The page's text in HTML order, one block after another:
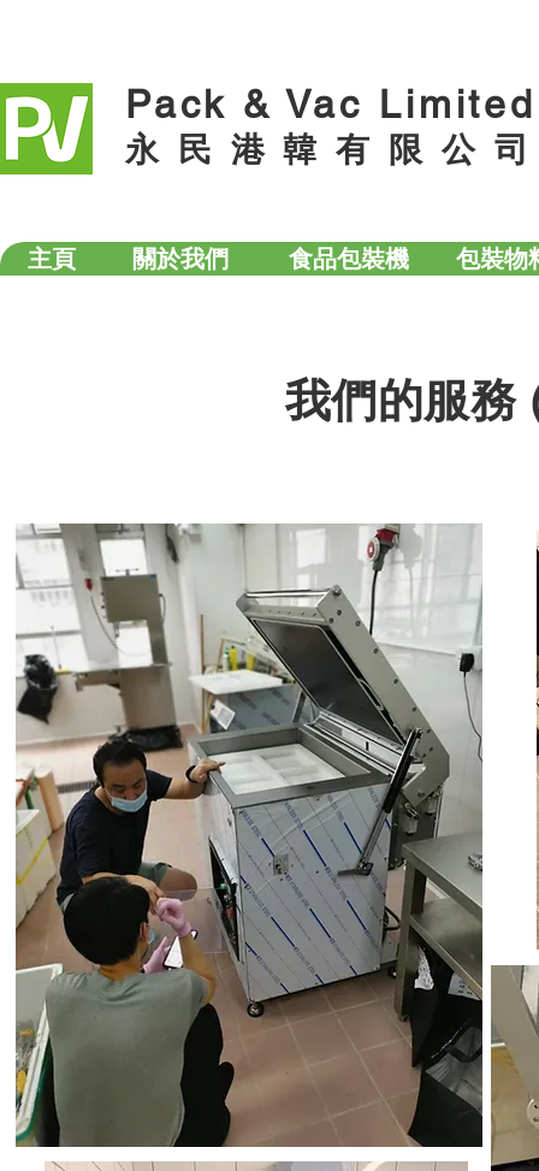
Pack & Vac Limited
永 民 港 韓 有 限 公 司
主頁 關於我們 食品包裝機 包裝物
我們的服務